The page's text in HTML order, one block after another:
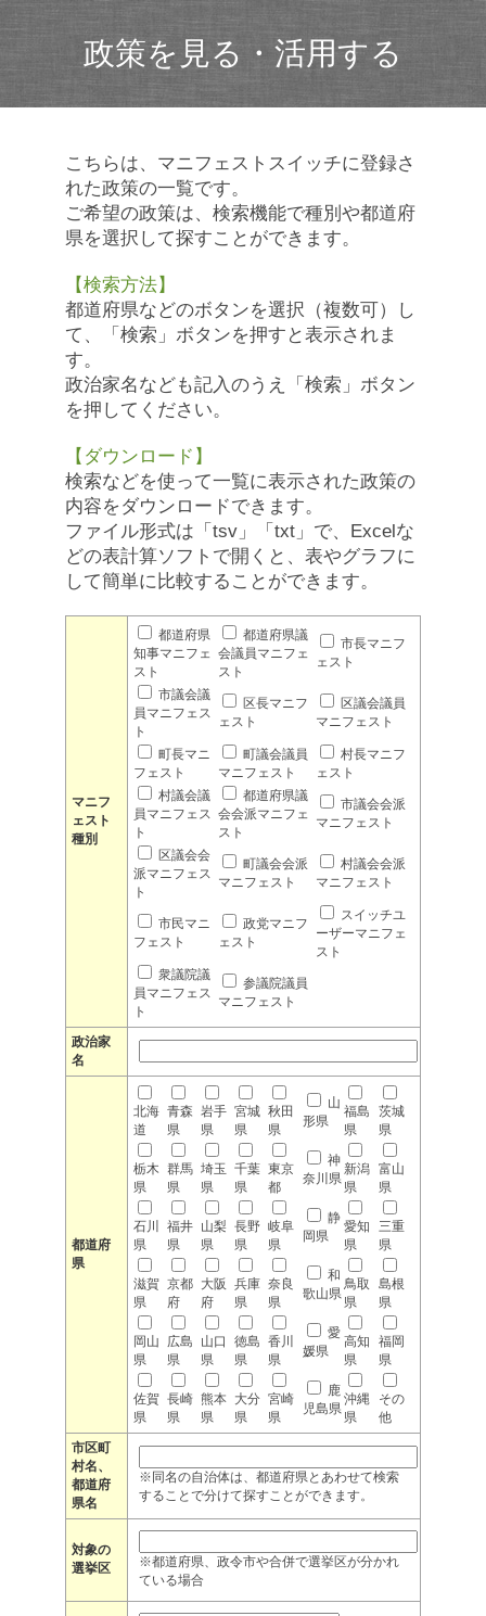
政策を見る・活用する
こちらは、マニフェストスイッチに登録さ
れた政策の一覧です。
ご希望の政策は、検索機能で種別や都道府
県を選択して探すことができます。
【検索方法】
都道府県などのボタンを選択（複数可）し
て、「検索」ボタンを押すと表示されま
す。
政治家名なども記入のうえ「検索」ボタン
を押してください。
【ダウンロード】
検索などを使って一覧に表示された政策の
内容をダウンロードできます。
ファイル形式は「tsv」「txt」で、Excelな
どの表計算ソフトで開くと、表やグラフに
して簡単に比較することができます。
マニフ
ェスト
種別
都道府県
知事マニフェ
スト
都道府県議
会議員マニフェ
スト
市長マニフ
ェスト
市議会議
員マニフェス
ト
区長マニフ
ェスト
区議会議員
マニフェスト
町長マニ
フェスト
町議会議員
マニフェスト
村長マニフ
ェスト
村議会議
員マニフェス
ト
都道府県議
会会派マニフェ
スト
市議会会派
マニフェスト
区議会会
派マニフェス
ト
町議会会派
マニフェスト
村議会会派
マニフェスト
市民マニ
フェスト
政党マニフ
ェスト
スイッチユ
ーザーマニフェ
スト
衆議院議
員マニフェス
ト
参議院議員
マニフェスト
政治家
名
都道府
県
北海
道
青森
県
岩手
県
宮城
県
秋田
県
山
形県
福島
県
茨城
県
栃木
県
群馬
県
埼玉
県
千葉
県
東京
都
神
奈川県
新潟
県
富山
県
石川
県
福井
県
山梨
県
長野
県
岐阜
県
静
岡県
愛知
県
三重
県
滋賀
県
京都
府
大阪
府
兵庫
県
奈良
県
和
歌山県
鳥取
県
島根
県
岡山
県
広島
県
山口
県
徳島
県
香川
県
愛
媛県
高知
県
福岡
県
佐賀
県
長崎
県
熊本
県
大分
県
宮崎
県
鹿
児島県
沖縄
県
その
他
市区町
村名、
都道府
県名
※同名の自治体は、都道府県とあわせて検索
することで分けて探すことができます。
対象の
選挙区
※都道府県、政令市や合併で選挙区が分かれ
ている場合